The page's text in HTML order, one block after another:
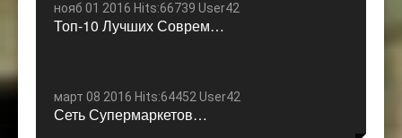
нояб 01 2016 Hits:66739 User42
Топ-10 Лучших Соврем…
март 08 2016 Hits:64452 User42
Сеть Супермаркетов…